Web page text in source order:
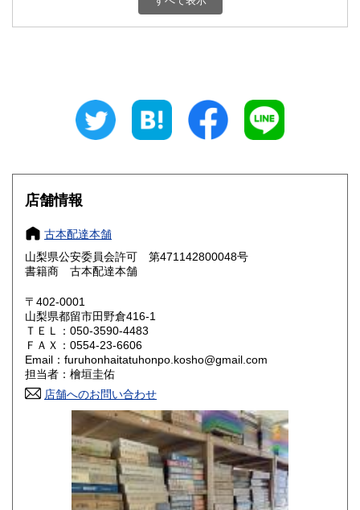
800円 三重県
大阪府
奈良県
鳥取県 800円 島根県
岡山県
山口県 800円
香川県 800円 愛媛県
高知県 800円
800円 長崎県
800円 大分県
800円 鹿児島県
店舗情報
古本配達本舗
山梨県公安委員会許可 第471142800048号
書籍商 古本配達本舗
〒402-0001
山梨県都留市田野倉416-1
ＴＥＬ：050-3590-4483
ＦＡＸ：0554-23-6606
Email：furuhonhaitatuhonpo.kosho@gmail.com
担当者：檜垣圭佑
店舗へのお問い合わせ